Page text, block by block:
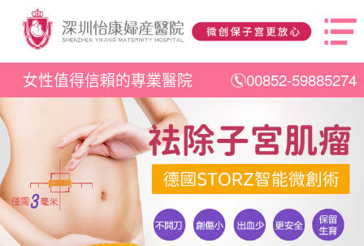
女性值得信賴的專業醫院 00852-59885274